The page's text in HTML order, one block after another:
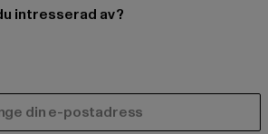
intresserad av?